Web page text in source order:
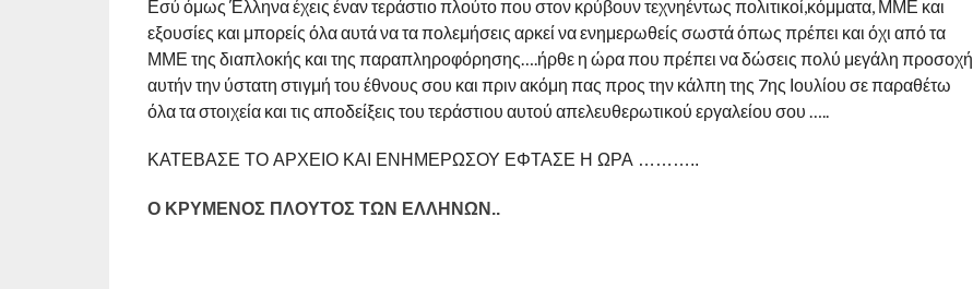
Εσύ όμως Έλληνα έχεις έναν τεράστιο πλούτο που στον κρύβουν τεχνηέντως πολιτικοί,κόμματα, ΜΜΕ και
εξουσίες και μπορείς όλα αυτά να τα πολεμήσεις αρκεί να ενημερωθείς σωστά όπως πρέπει και όχι από τα
ΜΜΕ της διαπλοκής και της παραπληροφόρησης….ήρθε η ώρα που πρέπει να δώσεις πολύ μεγάλη προσοχή
αυτήν την ύστατη στιγμή του έθνους σου και πριν ακόμη πας προς την κάλπη της 7ης Ιουλίου σε παραθέτω
όλα τα στοιχεία και τις αποδείξεις του τεράστιου αυτού απελευθερωτικού εργαλείου σου …..
ΚΑΤΕΒΑΣΕ ΤΟ ΑΡΧΕΙΟ ΚΑΙ ΕΝΗΜΕΡΩΣΟΥ ΕΦΤΑΣΕ Η ΩΡΑ ………..
Ο ΚΡΥΜΕΝΟΣ ΠΛΟΥΤΟΣ ΤΩΝ ΕΛΛΗΝΩΝ..